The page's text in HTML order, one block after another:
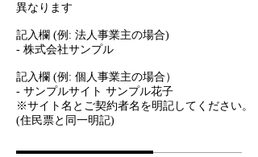
異なります
記入欄 (例: 法人事業主の場合)
- 株式会社サンプル
記入欄 (例: 個人事業主の場合）
- サンプルサイト サンプル花子
※サイト名とご契約者名を明記してください。
(住民票と同一明記)